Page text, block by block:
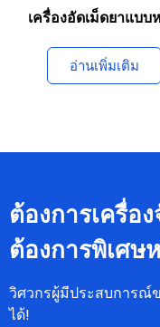
เครื่องอัดเม็ดยาแบบ
อ่านเพิ่มเติม
ต้องการเครื่อ
ต้องการพิเศษ
วิศวกรผู้มีประสบการณ์
ได้!